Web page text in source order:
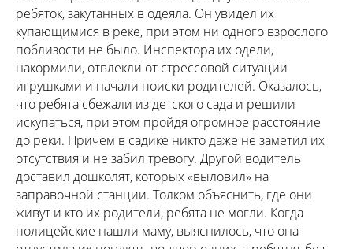
ребяток, закутанных в одеяла. Он увидел их
купающимися в реке, при этом ни одного взрослого
поблизости не было. Инспектора их одели,
накормили, отвлекли от стрессовой ситуации
игрушками и начали поиски родителей. Оказалось,
что ребята сбежали из детского сада и решили
искупаться, при этом пройдя огромное расстояние
до реки. Причем в садике никто даже не заметил их
отсутствия и не забил тревогу. Другой водитель
доставил дошколят, которых «выловил» на
заправочной станции. Толком объяснить, где они
живут и кто их родители, ребята не могли. Когда
полицейские нашли маму, выяснилось, что она